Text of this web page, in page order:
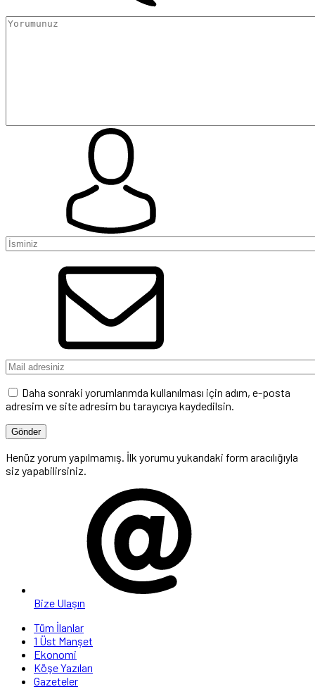
Daha sonraki yorumlarımda kullanılması için adım, e-posta
adresim ve site adresim bu tarayıcıya kaydedilsin.
Henüz yorum yapılmamış. İlk yorumu yukarıdaki form aracılığıyla
siz yapabilirsiniz.
Bize Ulaşın
Tüm İlanlar
1 Üst Manşet
Ekonomi
Köşe Yazıları
Gazeteler